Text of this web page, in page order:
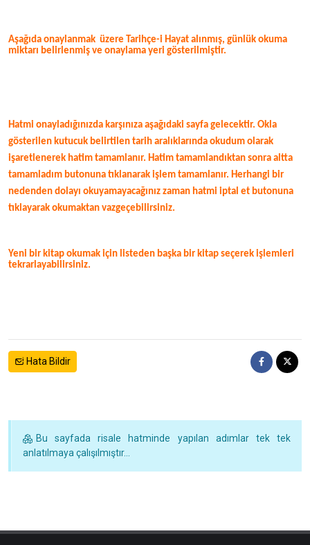
Aşağıda onaylanmak üzere Tarihçe-i Hayat alınmış, günlük okuma
miktarı belirlenmiş ve onaylama yeri gösterilmiştir.
Hatmi onayladığınızda karşınıza aşağıdaki sayfa gelecektir. Okla
gösterilen kutucuk belirtilen tarih aralıklarında okudum olarak
işaretlenerek hatim tamamlanır. Hatim tamamlandıktan sonra altta
tamamladım butonuna tıklanarak işlem tamamlanır. Herhangi bir
nedenden dolayı okuyamayacağınız zaman hatmi iptal et butonuna
tıklayarak okumaktan vazgeçebilirsiniz.
Yeni bir kitap okumak için listeden başka bir kitap seçerek işlemleri
tekrarlayabilirsiniz.
Hata Bildir
Bu sayfada risale hatminde yapılan adımlar tek tek
anlatılmaya çalışılmıştır...